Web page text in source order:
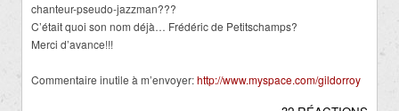
chanteur-pseudo-jazzman???
C’était quoi son nom déjà… Frédéric de Petitschamps?
Merci d’avance!!!
Commentaire inutile à m’envoyer:http://www.myspace.com/gildorroy